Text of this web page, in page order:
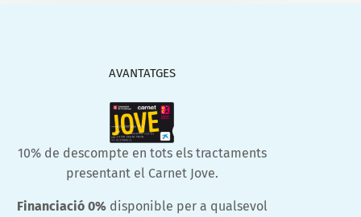
AVANTATGES
10% de descompte en tots els tractaments
presentant el Carnet Jove.
Financiació 0%disponible per a qualsevol